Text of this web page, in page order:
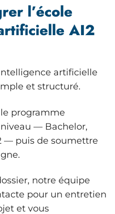
l’école
AI2
artificielle
et structuré.
programme
— Bachelor,
— puis de soumettre
notre équipe
pour un entretien
et vous